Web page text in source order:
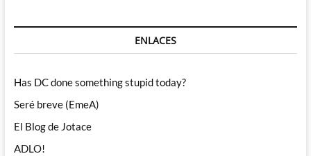
ENLACES
Has DC done something stupid today?
Seré breve (EmeA)
El Blog de Jotace
ADLO!